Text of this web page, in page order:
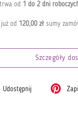
od 1 do 2 dni
już od 120,00 złsumy
Szczegóły
Udostępnij